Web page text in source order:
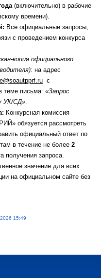
(включительно) в рабочие
времени).
Все официальные запросы,
с проведением конкурса
копия официального
на адрес
с
теме письма: «Запрос
УК/СД».
Конкурсная комиссия
обязуется рассмотреть
официальный ответ по
в течение не более 2
получения запроса.
значение для всех
на официальном сайте без
15:49